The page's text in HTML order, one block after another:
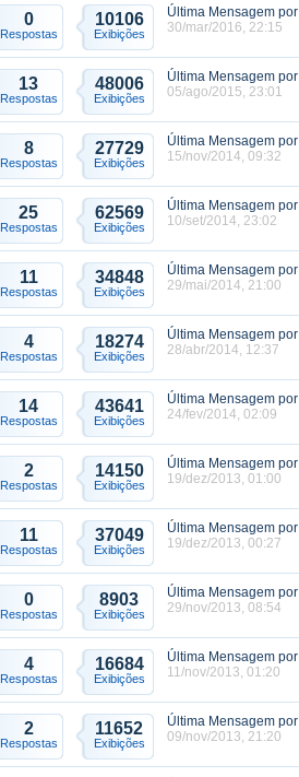
0
Respostas
10106
Exibições
Última Mensagem por
30/mar/2016, 22:15
13
Respostas
48006
Exibições
Última Mensagem por
05/ago/2015, 23:01
8
Respostas
27729
Exibições
Última Mensagem por
15/nov/2014, 09:32
25
Respostas
62569
Exibições
Última Mensagem por
10/set/2014, 23:02
11
Respostas
34848
Exibições
Última Mensagem por
29/mai/2014, 21:00
4
Respostas
18274
Exibições
Última Mensagem por
28/abr/2014, 12:37
14
Respostas
43641
Exibições
Última Mensagem por
24/fev/2014, 02:09
2
Respostas
14150
Exibições
Última Mensagem por
19/dez/2013, 01:00
11
Respostas
37049
Exibições
Última Mensagem por
19/dez/2013, 00:27
0
Respostas
8903
Exibições
Última Mensagem por
29/nov/2013, 08:54
4
Respostas
16684
Exibições
Última Mensagem por
11/nov/2013, 01:20
2
Respostas
11652
Exibições
Última Mensagem por
09/nov/2013, 21:20